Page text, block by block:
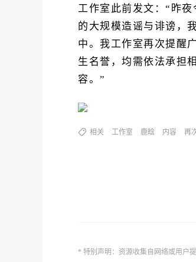
工作室此前发文：“昨
的大规模造谣与诽谤，
中。我工作室再次提醒
生名誉，均需依法承担
容。”
相关 工作室 鹿晗 内容 再
* 特别声明：资源收集自网络或用户